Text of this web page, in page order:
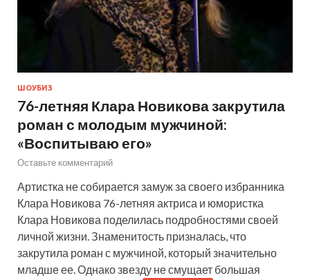
ШОУБИЗ
76-летняя Клара Новикова закрутила
роман с молодым мужчиной:
«Воспитываю его»
Оставьте комментарий
Артистка не собирается замуж за своего избранника
Клара Новикова 76-летняя актриса и юмористка
Клара Новикова поделилась подробностями своей
личной жизни. Знаменитость призналась, что
закрутила роман с мужчиной, который значительно
младше ее. Однако звезду не смущает большая